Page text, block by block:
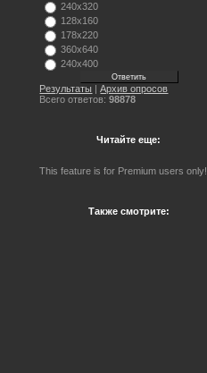
240x320
128x160
178x220
360x640
240x400
Результаты |Архив опросов
Всего ответов:98878
Читайте еще:
This feature is for Premium users only!
Также смотрите: